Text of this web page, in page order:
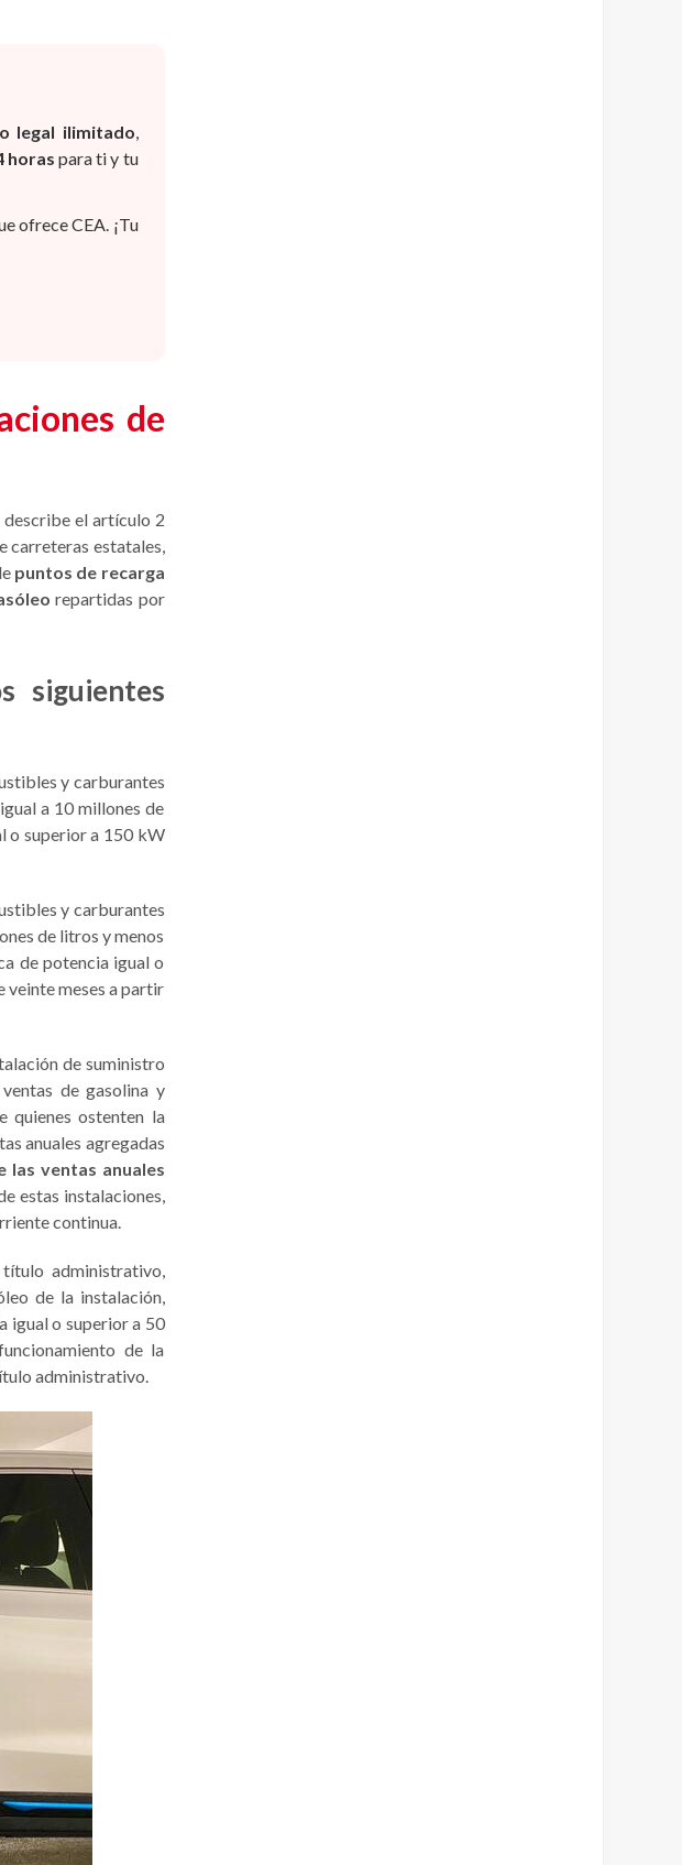
legal ilimitado,
horas para ti y tu
ofrece CEA. ¡Tu
de
describe el artículo 2
carreteras estatales,
puntos de recarga
repartidas por
siguientes
y carburantes
a 10 millones de
o superior a 150 kW
y carburantes
de litros y menos
de potencia igual o
veinte meses a partir
de suministro
de gasolina y
quienes ostenten la
anuales agregadas
las ventas anuales
estas instalaciones,
continua.
administrativo,
de la instalación,
igual o superior a 50
de la
administrativo.